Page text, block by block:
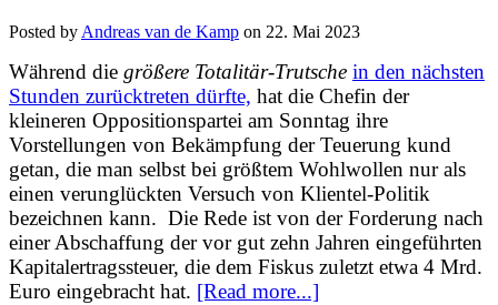
Posted by Andreas van de Kamp on 22. Mai 2023
Während die größere Totalitär-Trutsche in den nächsten
Stunden zurücktreten dürfte, hat die Chefin der
kleineren Oppositionspartei am Sonntag ihre
Vorstellungen von Bekämpfung der Teuerung kund
getan, die man selbst bei größtem Wohlwollen nur als
einen verunglückten Versuch von Klientel-Politik
bezeichnen kann. Die Rede ist von der Forderung nach
einer Abschaffung der vor gut zehn Jahren eingeführten
Kapitalertragssteuer, die dem Fiskus zuletzt etwa 4 Mrd.
Euro eingebracht hat. [Read more...]